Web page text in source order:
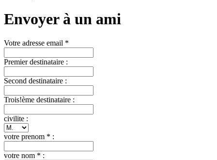
Envoyer à un ami
Votre adresse email *
Premier destinataire :
Second destinataire :
Trois!ème destinataire :
civilite :
votre prenom * :
votre nom * :